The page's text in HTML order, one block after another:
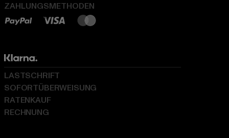
ZAHLUNGSMETHODEN
LASTSCHRIFT
SOFORTÜBERWEISUNG
RATENKAUF
RECHNUNG